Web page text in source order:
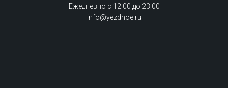
Ежедневно с 12:00 до 23:00
info@yezdnoe.ru